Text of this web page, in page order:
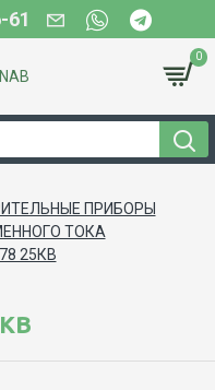
61
0
ПРИБОРЫ
ТОКА
25КВ